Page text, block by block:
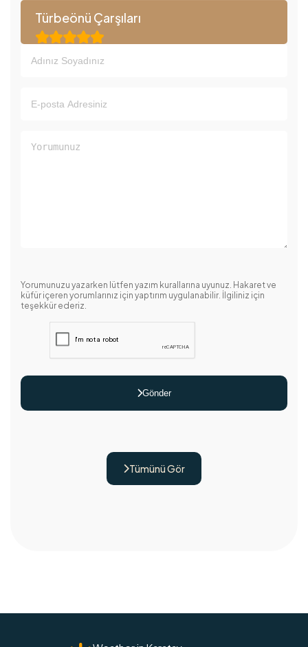

Türbeönü Çarşıları
Yorumunuzu yazarken lütfen yazım kurallarına uyunuz. Hakaret ve
küfür içeren yorumlarınız için yaptırım uygulanabilir. İlgiliniz için
teşekkür ederiz.
Gönder
Tümünü Gör